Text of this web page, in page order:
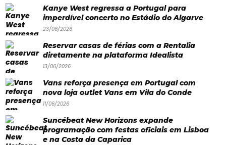
Onde
Lifestyle
Restaurantes
Praias
Paradisíacas
Swimwear
Eventos
Kanye West regressa a Portugal para
imperdível concerto no Estádio do Algarve
23/06/2026
Reservar casas de férias com a Rentalia
diretamente na plataforma Idealista
13/06/2026
Vans reforça presença em Portugal com
nova loja outlet Vans em Vila do Conde
11/06/2026
Suncébeat New Horizons expande
programação com festas oficiais em Lisboa
e na Costa da Caparica